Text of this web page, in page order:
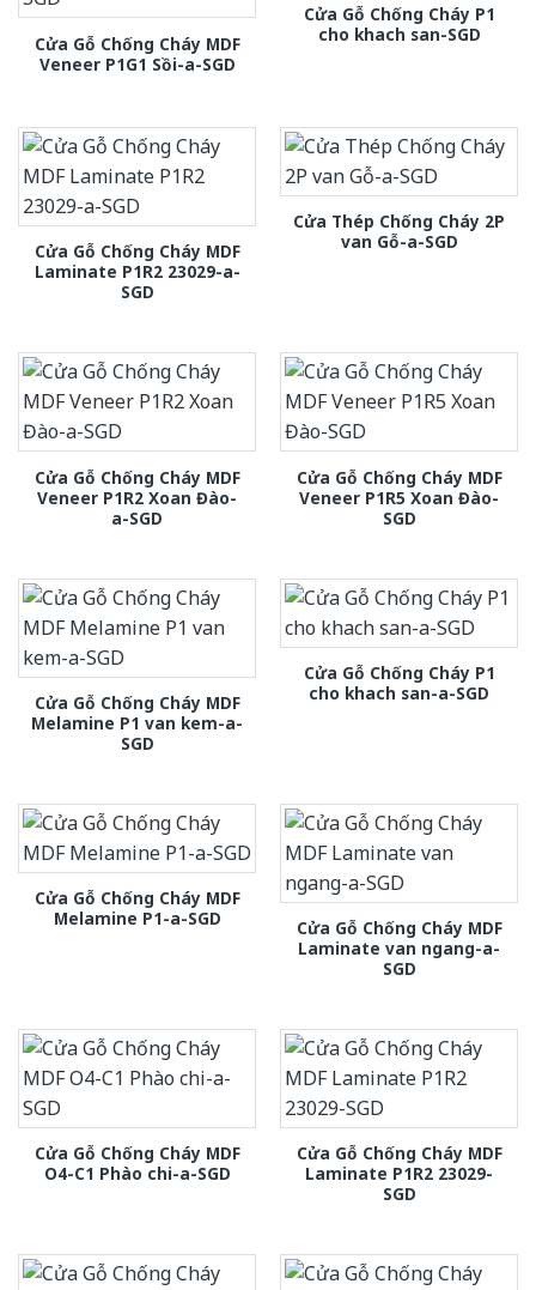
Cửa Gỗ Chống Cháy MDF
Veneer P1G1 Sồi-a-SGD
Cửa Gỗ Chống Cháy P1
cho khach san-SGD
Cửa Gỗ Chống Cháy MDF
Laminate P1R2 23029-a-
SGD
Cửa Thép Chống Cháy 2P
van Gỗ-a-SGD
Cửa Gỗ Chống Cháy MDF
Veneer P1R2 Xoan Đào-
a-SGD
Cửa Gỗ Chống Cháy MDF
Veneer P1R5 Xoan Đào-
SGD
Cửa Gỗ Chống Cháy MDF
Melamine P1 van kem-a-
SGD
Cửa Gỗ Chống Cháy P1
cho khach san-a-SGD
Cửa Gỗ Chống Cháy MDF
Melamine P1-a-SGD
Cửa Gỗ Chống Cháy MDF
Laminate van ngang-a-
SGD
Cửa Gỗ Chống Cháy MDF
O4-C1 Phào chi-a-SGD
Cửa Gỗ Chống Cháy MDF
Laminate P1R2 23029-
SGD